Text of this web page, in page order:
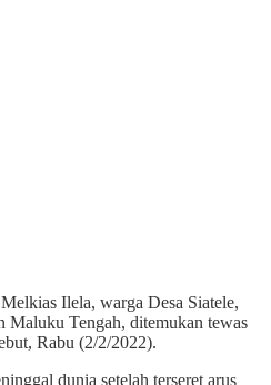
Ilela, warga Desa Siatele,
Maluku Tengah, ditemukan tewas
Rabu (2/2/2022).
dunia setelah terseret arus